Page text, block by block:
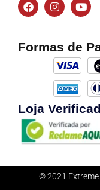
Formas de
Loja
© 2021 Extreme